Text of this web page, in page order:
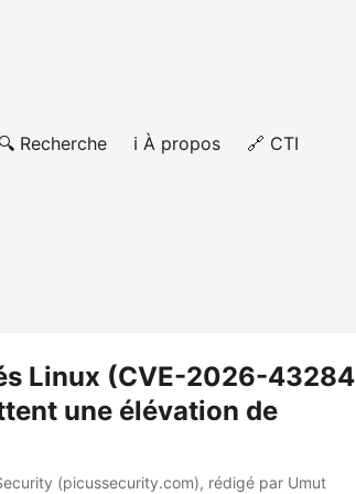
🔍 Recherche ℹ️ À propos 🔗 CTI
Linux (CVE-2026-43284
une élévation de
(picussecurity.com), rédigé par Umut